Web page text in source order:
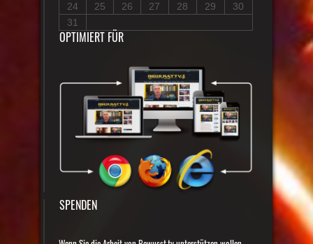
24
25 26 27 28 29
30
31
OPTIMIERT FÜR
SPENDEN